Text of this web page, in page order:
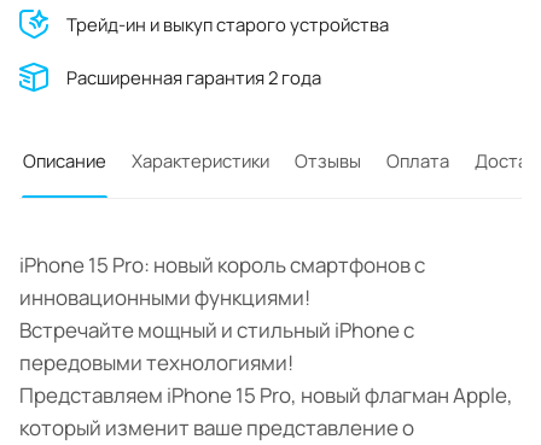
Трейд-ин и выкуп старого устройства
Расширенная гарантия 2 года
Описание Характеристики Отзывы Оплата
iPhone 15 Pro: новый король смартфонов с
инновационными функциями!
Встречайте мощный и стильный iPhone с
передовыми технологиями!
Представляем iPhone 15 Pro, новый флагман Apple,
который изменит ваше представление о